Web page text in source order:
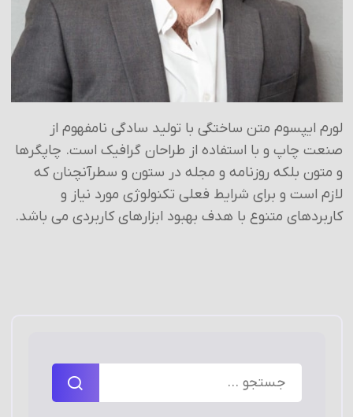
لورم ایپسوم متن ساختگی با تولید سادگی نامفهوم از
صنعت چاپ و با استفاده از طراحان گرافیک است. چاپگرها
و متون بلکه روزنامه و مجله در ستون و سطرآنچنان که
لازم است و برای شرایط فعلی تکنولوژی مورد نیاز و
کاربردهای متنوع با هدف بهبود ابزارهای کاربردی می باشد.